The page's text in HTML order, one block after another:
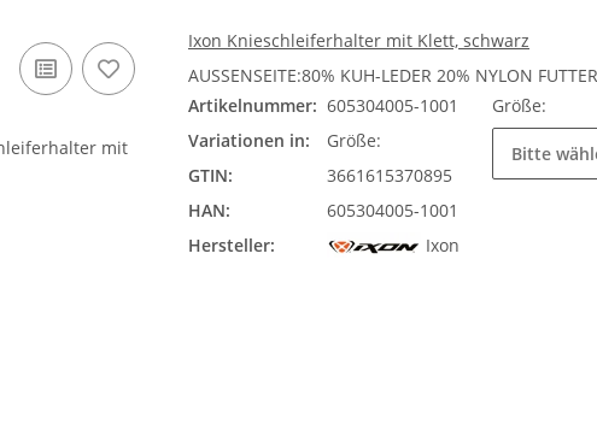
Ixon Knieschleiferhalter mit Klett, schwarz
AUSSENSEITE:80% KUH-LEDER 20% NYLON
Artikelnummer: 605304005-1001
Variationen in:
Größe:
GTIN:
3661615370895
HAN:
605304005-1001
Hersteller:
Ixon
Größe:
Bitte